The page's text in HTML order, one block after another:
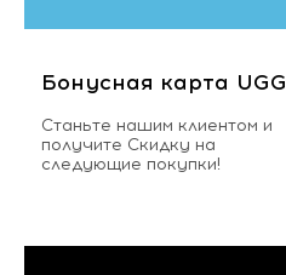
Бонусная карта UGG
Станьте нашим клиентом и
получите Скидку на
следующие покупки!